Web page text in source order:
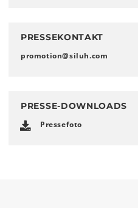
PRESSEKONTAKT
promotion@siluh.com
PRESSE-DOWNLOADS
Pressefoto